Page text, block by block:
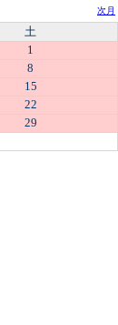
次月
土
1
8
15
22
29